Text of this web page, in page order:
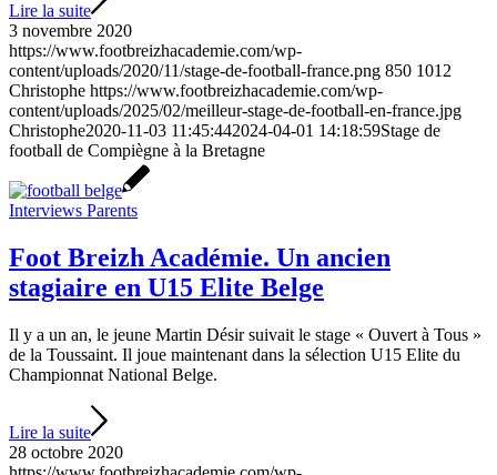
Lire la suite
3 novembre 2020
https://www.footbreizhacademie.com/wp-
content/uploads/2020/11/stage-de-football-france.png 850 1012
Christophe https://www.footbreizhacademie.com/wp-
content/uploads/2025/02/meilleur-stage-de-football-en-france.jpg
Christophe2020-11-03 11:45:442024-04-01 14:18:59Stage de
football de Compiègne à la Bretagne
Interviews Parents
Foot Breizh Académie. Un ancien
stagiaire en U15 Elite Belge
Il y a un an, le jeune Martin Désir suivait le stage « Ouvert à Tous »
de la Toussaint. Il joue maintenant dans la sélection U15 Elite du
Championnat National Belge.
Lire la suite
28 octobre 2020